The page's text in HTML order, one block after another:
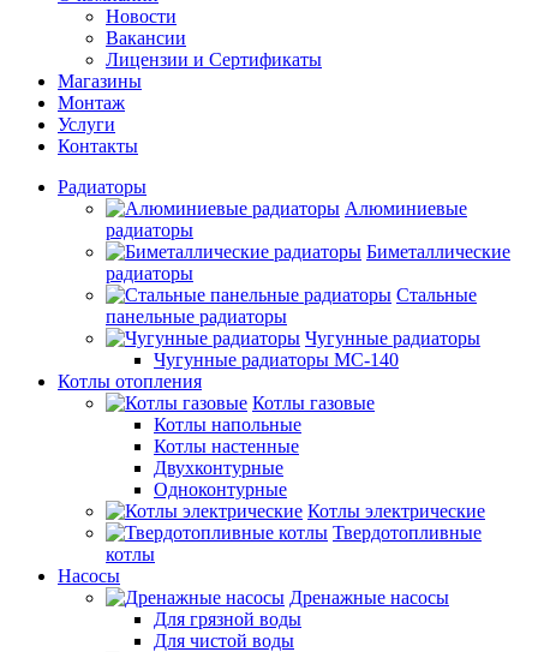
Новости
Вакансии
Лицензии и Сертификаты
Магазины
Монтаж
Услуги
Контакты
Радиаторы
Алюминиевые
радиаторы
Биметаллические
радиаторы
Стальные
панельные радиаторы
Чугунные радиаторы
Чугунные радиаторы МС-140
Котлы отопления
Котлы газовые
Котлы напольные
Котлы настенные
Двухконтурные
Одноконтурные
Котлы электрические
Твердотопливные
котлы
Насосы
Дренажные насосы
Для грязной воды
Для чистой воды